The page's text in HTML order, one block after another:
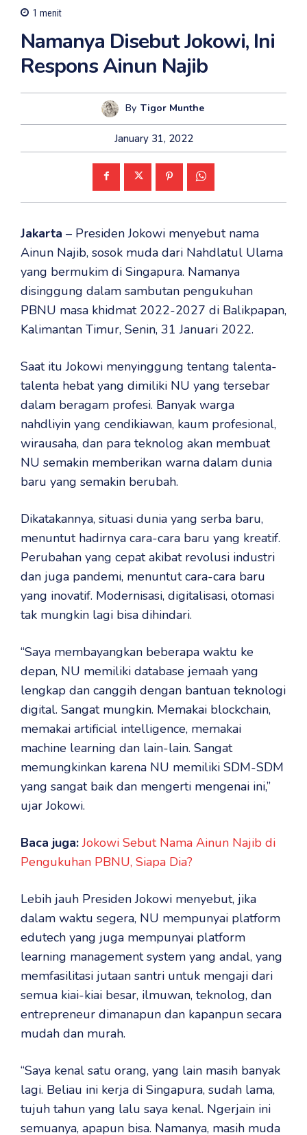
1 menit
Namanya Disebut Jokowi, Ini
Respons Ainun Najib
By Tigor Munthe
January 31, 2022
Jakarta – Presiden Jokowi menyebut nama
Ainun Najib, sosok muda dari Nahdlatul Ulama
yang bermukim di Singapura. Namanya
disinggung dalam sambutan pengukuhan
PBNU masa khidmat 2022-2027 di Balikpapan,
Kalimantan Timur, Senin, 31 Januari 2022.
Saat itu Jokowi menyinggung tentang talenta-
talenta hebat yang dimiliki NU yang tersebar
dalam beragam profesi. Banyak warga
nahdliyin yang cendikiawan, kaum profesional,
wirausaha, dan para teknolog akan membuat
NU semakin memberikan warna dalam dunia
baru yang semakin berubah.
Dikatakannya, situasi dunia yang serba baru,
menuntut hadirnya cara-cara baru yang kreatif.
Perubahan yang cepat akibat revolusi industri
dan juga pandemi, menuntut cara-cara baru
yang inovatif. Modernisasi, digitalisasi, otomasi
tak mungkin lagi bisa dihindari.
“Saya membayangkan beberapa waktu ke
depan, NU memiliki database jemaah yang
lengkap dan canggih dengan bantuan teknologi
digital. Sangat mungkin. Memakai blockchain,
memakai artificial intelligence, memakai
machine learning dan lain-lain. Sangat
memungkinkan karena NU memiliki SDM-SDM
yang sangat baik dan mengerti mengenai ini,”
ujar Jokowi.
Baca juga: Jokowi Sebut Nama Ainun Najib di
Pengukuhan PBNU, Siapa Dia?
Lebih jauh Presiden Jokowi menyebut, jika
dalam waktu segera, NU mempunyai platform
edutech yang juga mempunyai platform
learning management system yang andal, yang
memfasilitasi jutaan santri untuk mengaji dari
semua kiai-kiai besar, ilmuwan, teknolog, dan
entrepreneur dimanapun dan kapanpun secara
mudah dan murah.
“Saya kenal satu orang, yang lain masih banyak
lagi. Beliau ini kerja di Singapura, sudah lama,
tujuh tahun yang lalu saya kenal. Ngerjain ini
semuanya, apapun bisa. Namanya, masih muda